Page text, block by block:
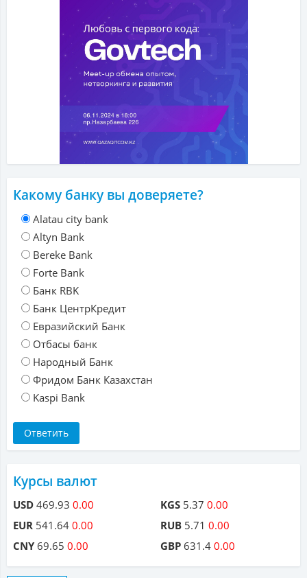
Какому банку вы доверяете?
Alatau city bank
Altyn Bank
Bereke Bank
Forte Bank
Банк RBK
Банк ЦентрКредит
Евразийский Банк
Отбасы банк
Народный Банк
Фридом Банк Казахстан
Kaspi Bank
Курсы валют
USD 469.93 0.00
EUR 541.64 0.00
CNY69.65 0.00
KGS 5.37 0.00
RUB 5.71 0.00
GBP 631.4 0.00